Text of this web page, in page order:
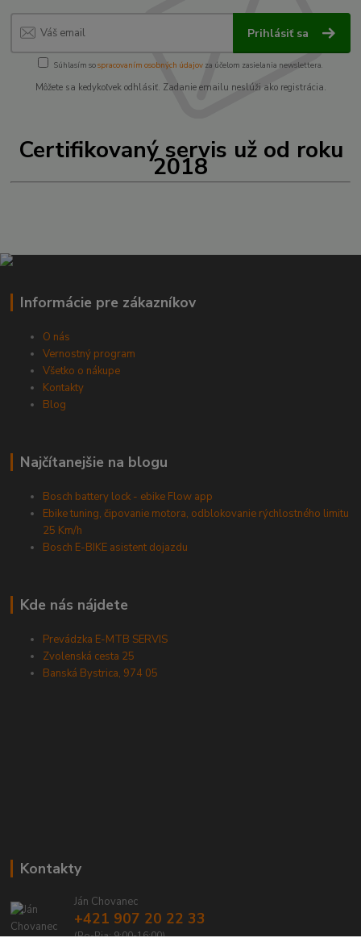
Prihlásiť sa
Súhlasím sospracovaním osobných údajov za účelom zasielania newslettera.
Môžete sa kedykoľvek odhlásiť. Zadanie emailu neslúži ako registrácia.
Certifikovaný servis už od roku
2018
Informácie pre zákazníkov
O nás
Vernostný program
Všetko o nákupe
Kontakty
Blog
Najčítanejšie na blogu
Bosch battery lock - ebike Flow app
Ebike tuning, čipovanie motora, odblokovanie rýchlostného limitu
25 Km/h
Bosch E-BIKE asistent dojazdu
Kde nás nájdete
Prevádzka E-MTB SERVIS
Zvolenská cesta 25
Banská Bystrica, 974 05
Kontakty
Ján Chovanec
+421 907 20 22 33
(Po-Pia: 9:00-16:00)